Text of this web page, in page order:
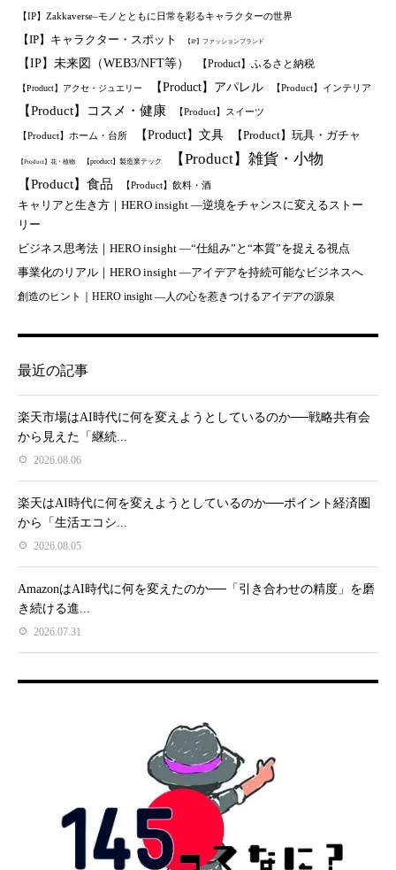
【IP】Zakkaverse–モノとともに日常を彩るキャラクターの世界
【IP】キャラクター・スポット 【IP】ファッションブランド
【IP】未来図（WEB3/NFT等） 【Product】ふるさと納税
【Product】アクセ・ジュエリー 【Product】アパレル 【Product】インテリア
【Product】コスメ・健康 【Product】スイーツ
【Product】ホーム・台所 【Product】文具 【Product】玩具・ガチャ
【Product】花・植物 【product】製造業テック 【Product】雑貨・小物
【Product】食品 【Product】飲料・酒
キャリアと生き方｜HERO insight —逆境をチャンスに変えるストー
リー
ビジネス思考法｜HERO insight —“仕組み”と“本質”を捉える視点
事業化のリアル｜HERO insight —アイデアを持続可能なビジネスへ
創造のヒント｜HERO insight —人の心を惹きつけるアイデアの源泉
最近の記事
楽天市場はAI時代に何を変えようとしているのか──戦略共有会
から見えた「継続...
2026.08.06
楽天はAI時代に何を変えようとしているのか──ポイント経済圏
から「生活エコシ...
2026.08.05
AmazonはAI時代に何を変えたのか──「引き合わせの精度」を磨
き続ける進...
2026.07.31